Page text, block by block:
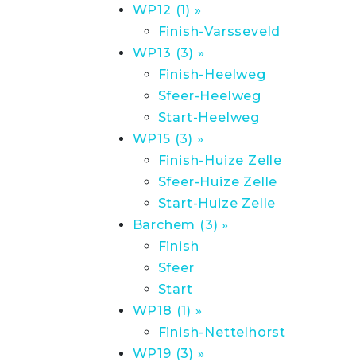
WP12 (1) »
Finish-Varsseveld
WP13 (3) »
Finish-Heelweg
Sfeer-Heelweg
Start-Heelweg
WP15 (3) »
Finish-Huize Zelle
Sfeer-Huize Zelle
Start-Huize Zelle
Barchem (3) »
Finish
Sfeer
Start
WP18 (1) »
Finish-Nettelhorst
WP19 (3) »